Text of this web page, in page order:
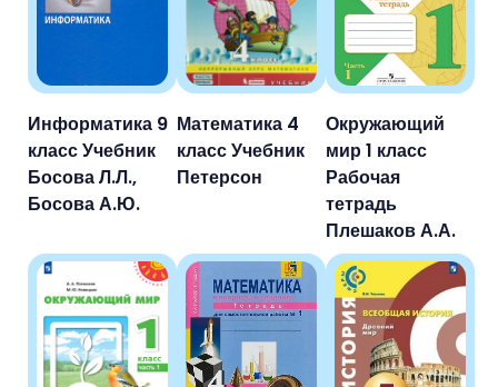
Информатика 9
класс Учебник
Босова Л.Л.,
Босова А.Ю.
Математика 4
класс Учебник
Петерсон
Окружающий
мир 1 класс
Рабочая
тетрадь
Плешаков А.А.